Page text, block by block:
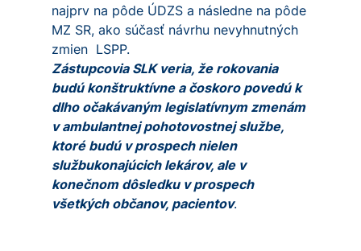
najprv na pôde ÚDZS a následne na pôde
MZ SR, ako súčasť návrhu nevyhnutných
zmien LSPP.
Zástupcovia SLK veria, že rokovania
budú konštruktívne a čoskoro povedú k
dlho očakávaným legislatívnym zmenám
v ambulantnej pohotovostnej službe,
ktoré budú v prospech nielen
službukonajúcich lekárov, ale v
konečnom dôsledku v prospech
všetkých občanov, pacientov.